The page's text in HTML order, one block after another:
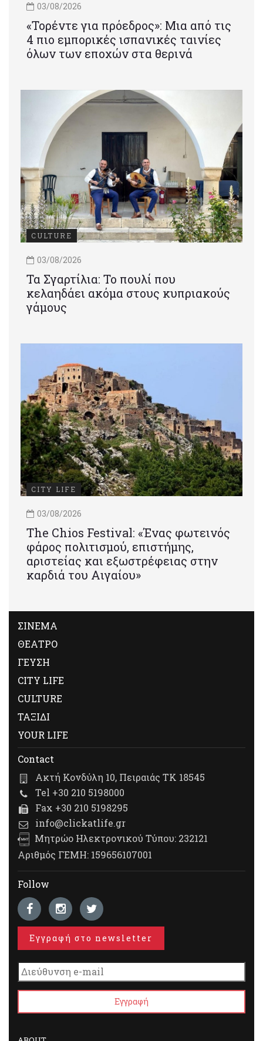
03/08/2026
«Τορέντε για πρόεδρος»: Mια από τις
4 πιο εμπορικές ισπανικές ταινίες
όλων των εποχών στα θερινά
CULTURE
03/08/2026
Τα Σγαρτίλια: Το πουλί που
κελαηδάει ακόμα στους κυπριακούς
γάμους
CITY LIFE
03/08/2026
Τhe Chios Festival: «Ένας φωτεινός
φάρος πολιτισμού, επιστήμης,
αριστείας και εξωστρέφειας στην
καρδιά του Αιγαίου»
ΣΙΝΕΜΑ
ΘΕΑΤΡΟ
ΓΕΥΣΗ
CITY LIFE
CULTURE
ΤΑΞΙΔΙ
YOUR LIFE
Contact
Ακτή Κονδύλη 10, Πειραιάς ΤΚ 18545
Tel +30 210 5198000
Fax +30 210 5198295
info@clickatlife.gr
Μητρώο Ηλεκτρονικού Τύπου: 232121
Αριθμός ΓΕΜΗ: 159656107001
Follow
Εγγραφή στο newsletter